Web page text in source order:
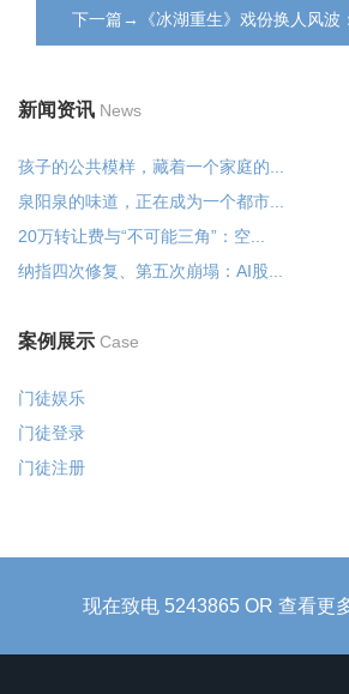
下一篇→《冰湖重生》戏份换人风波
新闻资讯 News
孩子的公共模样，藏着一个家庭的...
泉阳泉的味道，正在成为一个都市...
20万转让费与“不可能三角”：空...
纳指四次修复、第五次崩塌：AI股...
案例展示 Case
门徒娱乐
门徒登录
门徒注册
现在致电 5243865 OR 查看更